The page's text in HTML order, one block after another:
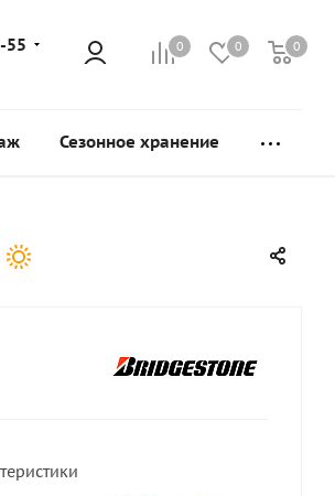
0 0 0
55
Сезонное хранение